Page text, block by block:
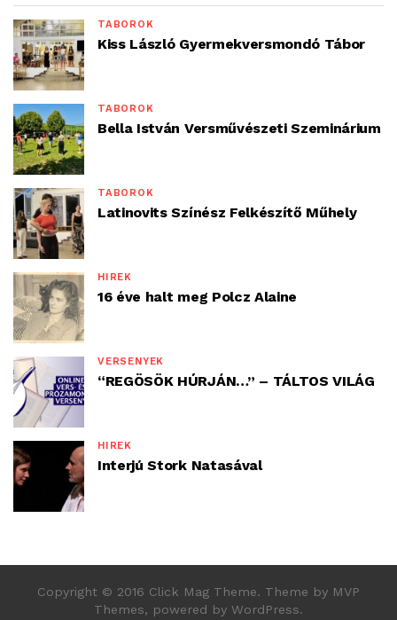
TÁBOROK
Kiss László Gyermekversmondó Tábor
TÁBOROK
Bella István Versművészeti Szeminárium
TÁBOROK
Latinovits Színész Felkészítő Műhely
HÍREK
16 éve halt meg Polcz Alaine
VERSENYEK
“REGÖSÖK HÚRJÁN…” – TÁLTOS VILÁG
HÍREK
Interjú Stork Natasával
Copyright © 2016 Click Mag Theme. Theme by MVP
Themes, powered by WordPress.